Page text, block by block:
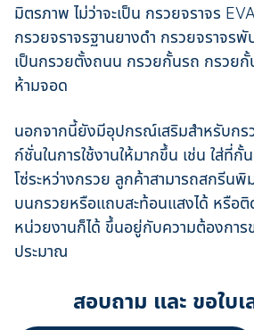
มิตรภาพ ไม่ว่าจะเป็น กรวยจราจร
กรวยจราจรฐานยางดำ กรวยจราจรพั
เป็นกรวยตั้งถนน กรวยกั้นรถ กรวย
ห้ามจอด
นอกจากนี้ยังมีอุปกรณ์เสริมสำหรับกร
ก์ชั่นในการใช้งานให้มากขึ้น เช่น ใส่ที่กั้
โซ่ระหว่างกรวย ลูกค้าสามารถสกรีน
บนกรวยหรือแถบสะท้อนแสงได้ หรือติ
หน่วยงานก็ได้ ขึ้นอยู่กับความต้องการ
ประมาณ
สอบถาม และ ขอใบเ